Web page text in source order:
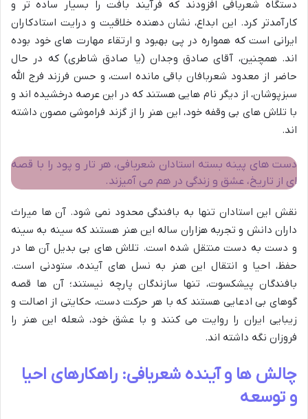
دستگاه شعربافی افزودند که فرآیند بافت را بسیار ساده تر و
کارآمدتر کرد. این ابداع، نشان دهنده خلاقیت و درایت استادکاران
ایرانی است که همواره در پی بهبود و ارتقاء مهارت های خود بوده
اند. همچنین، آقای صادق وجدان (یا صادق شاطری) که در حال
حاضر از معدود شعربافان باقی مانده است، و حسن فرزند فرج الله
سبزپوشان، از دیگر نام هایی هستند که در این عرصه درخشیده اند و
با تلاش های بی وقفه خود، این هنر را از گزند فراموشی مصون داشته
اند.
دست های پینه بسته استادان شعربافی، هر تار و پود را با قصه
ای از تاریخ، عشق و زندگی در هم می آمیزند.
نقش این استادان تنها به بافندگی محدود نمی شود. آن ها میراث
داران دانش و تجربه هزاران ساله این هنر هستند که سینه به سینه
و دست به دست منتقل شده است. تلاش های بی بدیل آن ها در
حفظ، احیا و انتقال این هنر به نسل های آینده، ستودنی است.
بافندگان پیشکسوت، تنها سازندگان پارچه نیستند؛ آن ها قصه
گوهای بی ادعایی هستند که با هر حرکت دست، حکایتی از اصالت و
زیبایی ایران را روایت می کنند و با عشق خود، شعله این هنر را
فروزان نگه داشته اند.
چالش ها و آینده شعربافی: راهکارهای احیا
و توسعه